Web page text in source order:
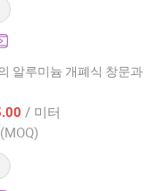
알루미늄 개폐식 창문과
/ 미터
(MOQ)
Ltd.